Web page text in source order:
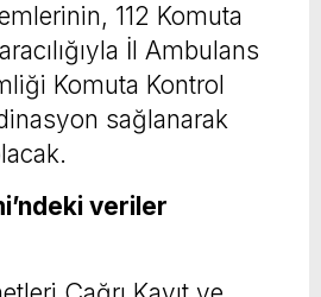
112 Komuta
İl Ambulans
Komuta Kontrol
sağlanarak
veriler